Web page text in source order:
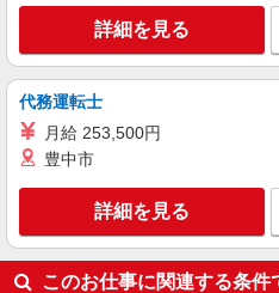
キープ
アルバイト パート
ながの東急百貨店保育園
時給1,120
る ■平日早朝・夕方手当 時給＋100円 ■休日手当
時給＋100円 ■特
始※会社カレン
改善手当（社保
長野県長野
シェ2階
詳細を見る
代務運転士
月給 253,500円
豊中市
詳細を見る
このお仕事に関連する条件